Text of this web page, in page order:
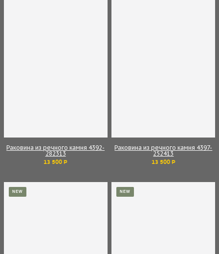
Раковина из речного камня 4392-
282313
13 500 Р
Раковина из речного камня 4397-
252413
13 500 Р
NEW NEW